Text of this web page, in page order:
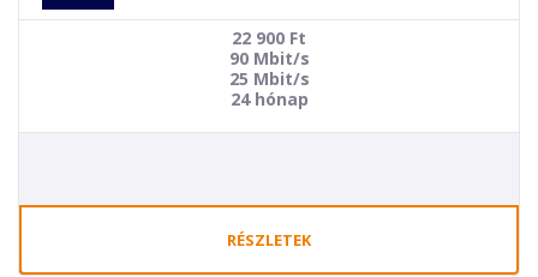
22 900 Ft
90 Mbit/s
25 Mbit/s
24 hónap
RÉSZLETEK